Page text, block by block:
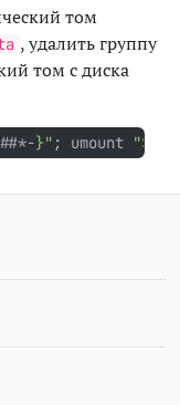
том
, удалить группу
том с диска
##*-}" ; umount "${